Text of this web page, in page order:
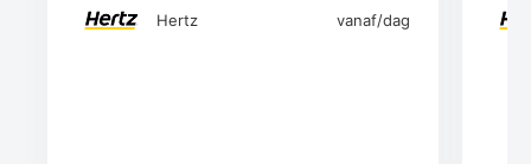
Hertz vanaf/dag